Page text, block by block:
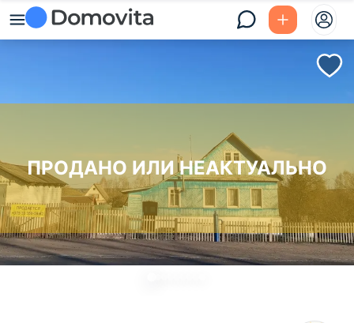
ПРОДАНО ИЛИ НЕАКТУАЛЬНО